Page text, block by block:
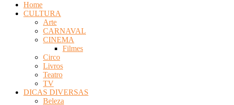
Home
CULTURA
Arte
CARNAVAL
CINEMA
Filmes
Circo
Livros
Teatro
TV
DICAS DIVERSAS
Beleza